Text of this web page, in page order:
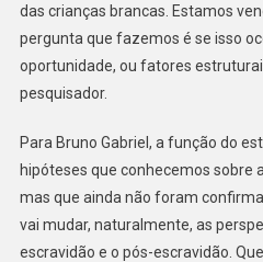
das crianças brancas. Estamos
pergunta que fazemos é se isso
oportunidade, ou fatores
pesquisador.
Para Bruno Gabriel, a função do
hipóteses que conhecemos sobre
mas que ainda não foram
vai mudar, naturalmente, as
escravidão e o pós-escravidão.